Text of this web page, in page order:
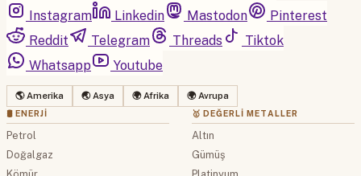
Instagram
Linkedin Mastodon
Pinterest
Reddit
Telegram Threads
Tiktok
Whatsapp
Youtube
🌎 Amerika 🌏 Asya 🌍 Afrika 🌍 Avrupa
🛢 ENERJI
Petrol
Doğalgaz
🥇 DEĞERLI METALLER
Altın
Gümüş